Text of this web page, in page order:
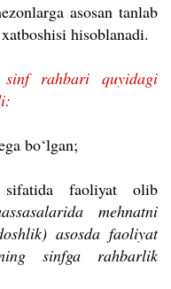
asosan tanlab
hisoblanadi.
rahbari quyidagi
bo‘lgan;
faoliyat olib
mehnatni
asosda faoliyat
sinfga rahbarlik